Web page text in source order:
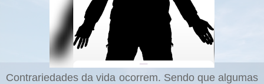
Contrariedades da vida ocorrem. Sendo que algumas